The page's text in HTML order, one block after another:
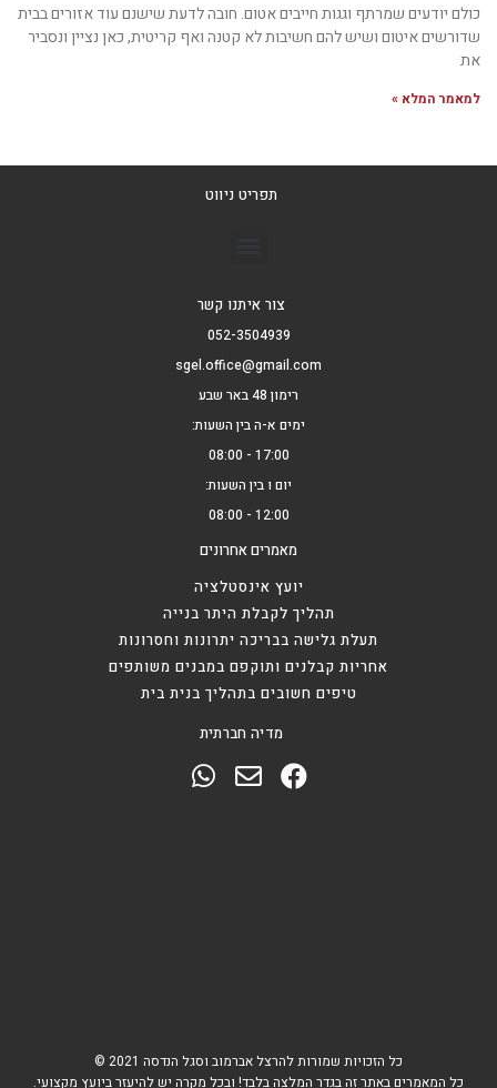
כולם יודעים שמרתף וגגות חייבים אטום. חובה לדעת שישנם עוד אזורים בבית
שדורשים איטום ושיש להם חשיבות לא קטנה ואף קריטית, כאן נציין ונסביר
את
למאמר המלא »
תפריט ניווט
צור איתנו קשר
052-3504939
sgel.office@gmail.com
רימון 48 באר שבע
ימים א-ה בין השעות:
17:00 - 08:00
יום ו בין השעות:
12:00 - 08:00
מאמרים אחרונים
יועץ אינסטלציה
תהליך לקבלת היתר בנייה
תעלת גלישה בבריכה יתרונות וחסרונות
אחריות קבלנים ותוקפם במבנים משותפים
טיפים חשובים בתהליך בנית בית
מדיה חברתית
כל הזכויות שמורות להרצל אברמוב וסגל הנדסה 2021 ©
כל המאמרים באתר זה בגדר המלצה בלבד! ובכל מקרה יש להיעזר ביועץ מקצועי.